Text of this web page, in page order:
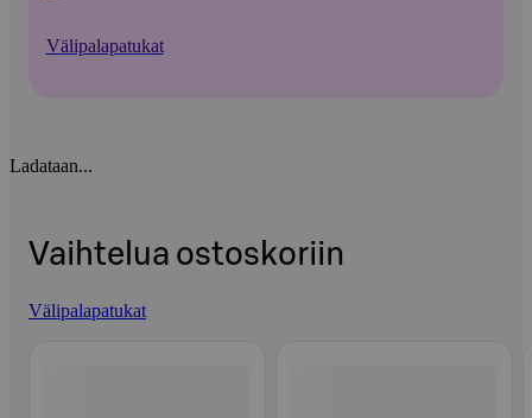
Välipalapatukat
Ladataan...
Vaihtelua ostoskoriin
Välipalapatukat